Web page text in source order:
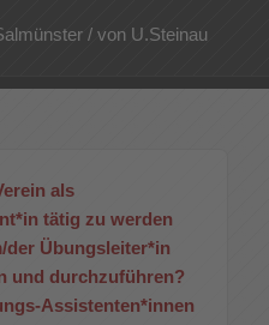
/ von U.Steinau
als
tätig zu werden
der Übungsleiter*in
und durchzuführen?
Assistenten*innen